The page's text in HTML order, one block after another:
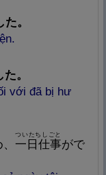
。
。
với đã bị hư
一 日 仕事
ついたちしごと
がで